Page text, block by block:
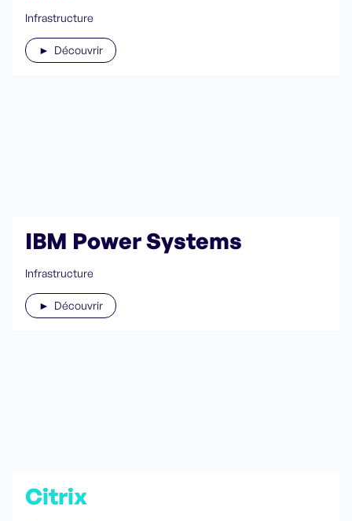
Infrastructure
► Découvrir
IBM Power Systems
Infrastructure
► Découvrir
Citrix